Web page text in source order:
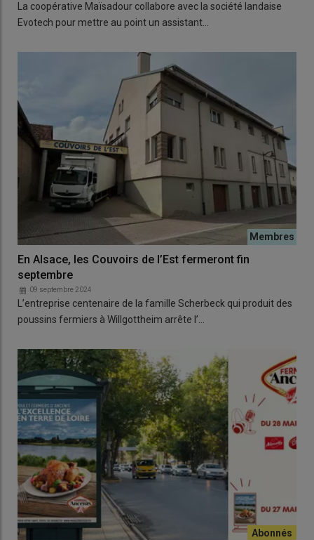
La coopérative Maïsadour collabore avec la société landaise
Evotech pour mettre au point un assistant…
En Alsace, les Couvoirs de l’Est fermeront fin
septembre
09 septembre 2024
L’entreprise centenaire de la famille Scherbeck qui produit des
poussins fermiers à Willgottheim arrête l’…